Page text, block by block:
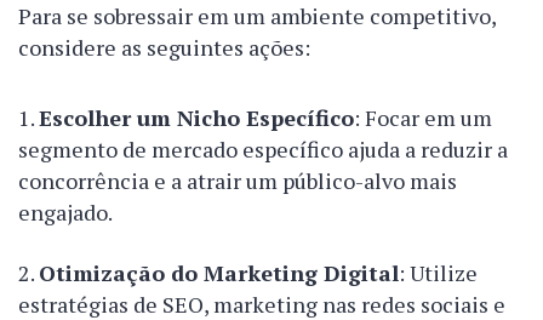
Para se sobressair em um ambiente competitivo,
considere as seguintes ações:
Escolher um Nicho Específico: Focar em um
segmento de mercado específico ajuda a reduzir a
concorrência e a atrair um público-alvo mais
engajado.
Otimização do Marketing Digital: Utilize
estratégias de SEO, marketing nas redes sociais e